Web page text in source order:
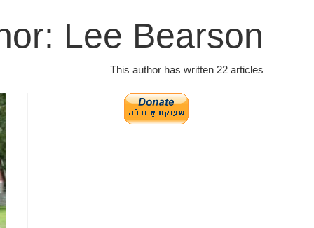
Lee Bearson
This author has written 22 articles